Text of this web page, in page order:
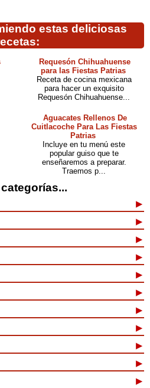
estas deliciosas
Requesón Chihuahuense
para las Fiestas Patrias
Receta de cocina mexicana
para hacer un exquisito
Requesón Chihuahuense...
Aguacates Rellenos De
Cuitlacoche Para Las Fiestas
Patrias
Incluye en tu menú este
popular guiso que te
enseñaremos a preparar.
Traemos p...